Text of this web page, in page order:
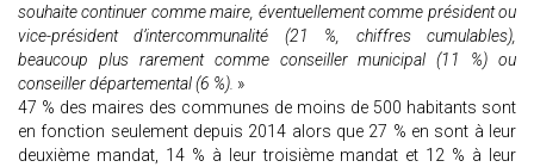
souhaite continuer comme maire, éventuellement comme président ou
vice-président d’intercommunalité (21 %, chiffres cumulables),
beaucoup plus rarement comme conseiller municipal (11 %) ou
conseiller départemental (6 %). »
47 % des maires des communes de moins de 500 habitants sont
en fonction seulement depuis 2014 alors que 27 % en sont à leur
deuxième mandat, 14 % à leur troisième mandat et 12 % à leur